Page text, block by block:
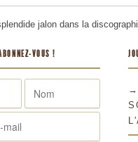
jalon dans la
VOUS !
→